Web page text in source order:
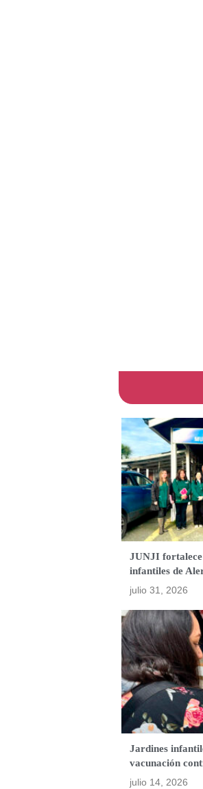
JUNJI
infantiles de
julio 31, 2026
Jardines
vacunación
julio 14, 2026